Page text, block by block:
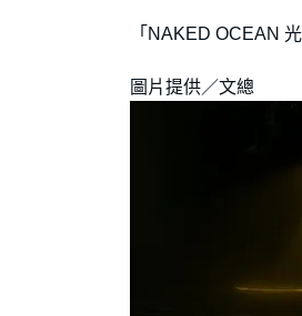
「NAKED OCEAN
圖片提供／文總